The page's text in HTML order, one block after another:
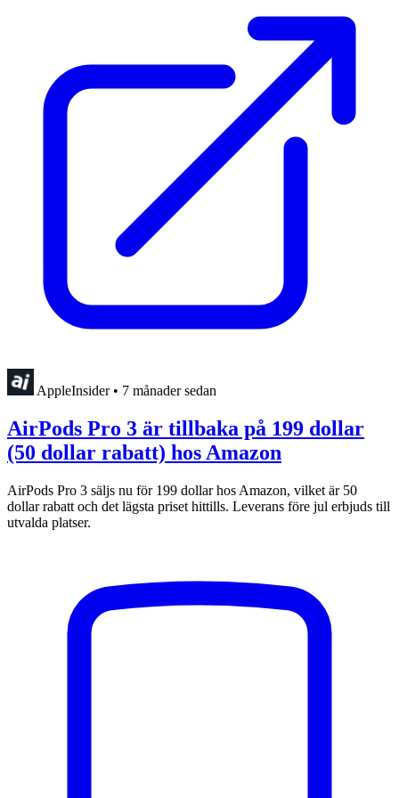
AppleInsider • 7 månader sedan
AirPods Pro 3 är tillbaka på 199 dollar
(50 dollar rabatt) hos Amazon
AirPods Pro 3 säljs nu för 199 dollar hos Amazon, vilket är 50
dollar rabatt och det lägsta priset hittills. Leverans före jul erbjuds till
utvalda platser.